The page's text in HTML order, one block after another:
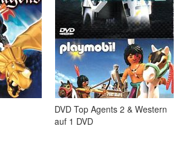
DVD Top Agents 2 & Western
auf 1 DVD